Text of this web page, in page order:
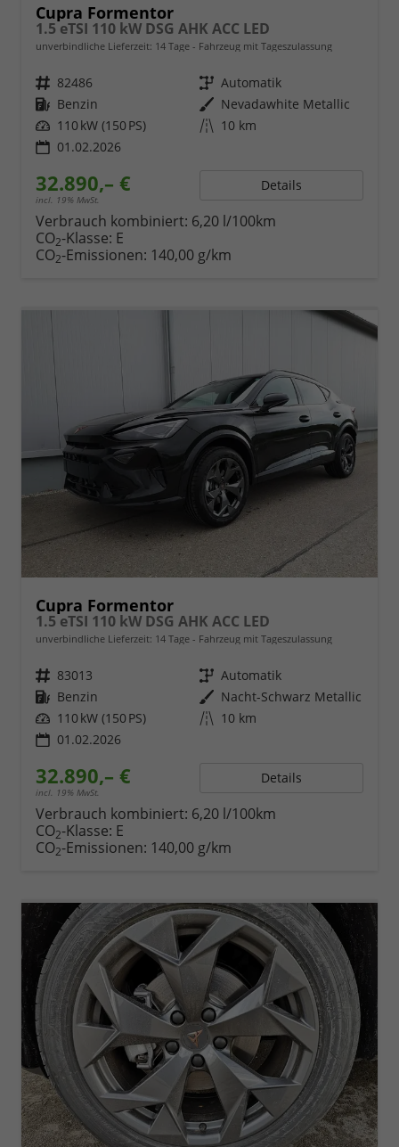
Cupra Formentor
1.5 eTSI 110 kW DSG AHK ACC LED
unverbindliche Lieferzeit: 14 Tage Fahrzeug mit Tageszulassung
Fahrzeugnr. 82486 Getriebe Automatik
Kraftstoff Benzin Außenfarbe Nevadawhite Metallic
Leistung 110 kW (150 PS) Kilometerstand 10 km
01.02.2026
32.890,– €
incl. 19% MwSt.
Details
Verbrauch kombiniert: 6,20 l/100km
CO2-Klasse: E
CO2-Emissionen: 140,00 g/km
Cupra Formentor
1.5 eTSI 110 kW DSG AHK ACC LED
unverbindliche Lieferzeit: 14 Tage Fahrzeug mit Tageszulassung
Fahrzeugnr. 83013 Getriebe Automatik
Kraftstoff Benzin Außenfarbe Nacht-Schwarz Metallic
Leistung 110 kW (150 PS) Kilometerstand 10 km
01.02.2026
32.890,– €
incl. 19% MwSt.
Details
Verbrauch kombiniert: 6,20 l/100km
CO2-Klasse: E
CO2-Emissionen: 140,00 g/km